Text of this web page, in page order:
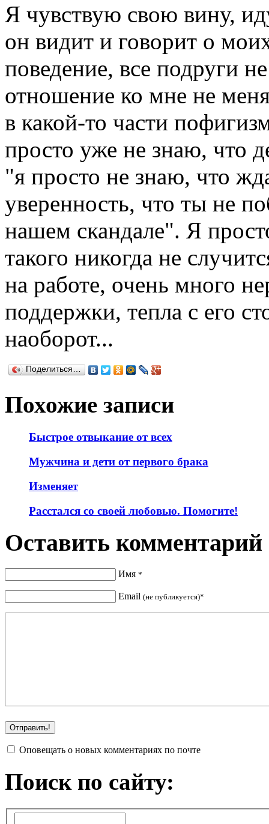
Я чувствую свою вину,
он видит и говорит о
поведение, все подруги
отношение ко мне не
в какой-то части
просто уже не знаю, что
"я просто не знаю, что
уверенность, что ты не
нашем скандале". Я
такого никогда не
на работе, очень много
поддержки, тепла с его
наоборот...
Поделиться…
Похожие записи
Быстрое отвыкание от всех
Мужчина и дети от первого брака
Изменяет
Расстался со своей любовью. Помогите!
Оставить комментарий
Имя *
Email (не публикуется)*
Оповещать о новых комментариях по почте
Поиск по сайту: